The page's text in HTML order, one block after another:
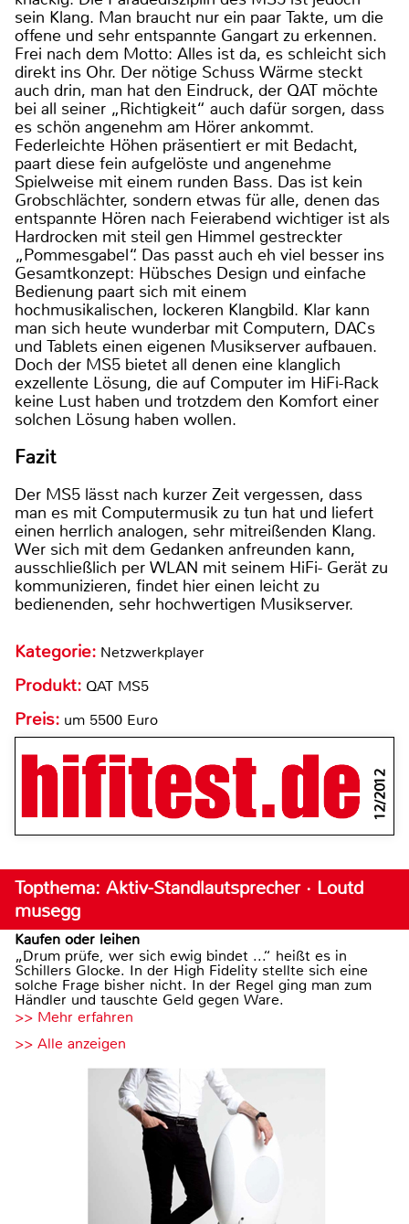
sein Klang. Man braucht nur ein paar Takte, um die
offene und sehr entspannte Gangart zu erkennen.
Frei nach dem Motto: Alles ist da, es schleicht sich
direkt ins Ohr. Der nötige Schuss Wärme steckt
auch drin, man hat den Eindruck, der QAT möchte
bei all seiner „Richtigkeit“ auch dafür sorgen, dass
es schön angenehm am Hörer ankommt.
Federleichte Höhen präsentiert er mit Bedacht,
paart diese fein aufgelöste und angenehme
Spielweise mit einem runden Bass. Das ist kein
Grobschlächter, sondern etwas für alle, denen das
entspannte Hören nach Feierabend wichtiger ist als
Hardrocken mit steil gen Himmel gestreckter
„Pommesgabel“. Das passt auch eh viel besser ins
Gesamtkonzept: Hübsches Design und einfache
Bedienung paart sich mit einem
hochmusikalischen, lockeren Klangbild. Klar kann
man sich heute wunderbar mit Computern, DACs
und Tablets einen eigenen Musikserver aufbauen.
Doch der MS5 bietet all denen eine klanglich
exzellente Lösung, die auf Computer im HiFi-Rack
keine Lust haben und trotzdem den Komfort einer
solchen Lösung haben wollen.
Fazit
Der MS5 lässt nach kurzer Zeit vergessen, dass
man es mit Computermusik zu tun hat und liefert
einen herrlich analogen, sehr mitreißenden Klang.
Wer sich mit dem Gedanken anfreunden kann,
ausschließlich per WLAN mit seinem HiFi- Gerät zu
kommunizieren, findet hier einen leicht zu
bedienenden, sehr hochwertigen Musikserver.
Kategorie: Netzwerkplayer
Produkt: QAT MS5
Preis: um 5500 Euro
12/2012
Topthema: Aktiv-Standlautsprecher · Loutd
musegg
Kaufen oder leihen
„Drum prüfe, wer sich ewig bindet ...“ heißt es in
Schillers Glocke. In der High Fidelity stellte sich eine
solche Frage bisher nicht. In der Regel ging man zum
Händler und tauschte Geld gegen Ware.
>> Mehr erfahren
>> Alle anzeigen